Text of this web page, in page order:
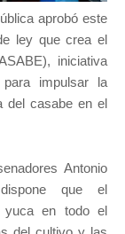
aprobó este
ley que crea el
iniciativa
impulsar la
del casabe en el
Antonio
que el
yuca en todo el